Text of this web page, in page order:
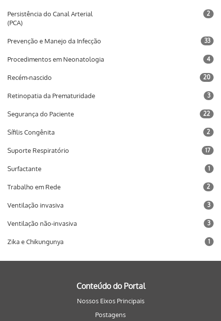
Persistência do Canal Arterial
(PCA)
2
Prevenção e Manejo da Infecção 33
Procedimentos em Neonatologia 4
Recém-nascido 20
Retinopatia da Prematuridade 3
Segurança do Paciente 22
Sífilis Congênita 2
Suporte Respiratório 17
Surfactante 1
Trabalho em Rede 2
Ventilação invasiva 3
Ventilação não-invasiva 3
Zika e Chikungunya 1
Conteúdo do Portal
Nossos Eixos Principais
Postagens